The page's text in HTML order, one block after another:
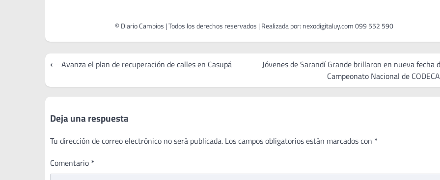
Navegación
entradas
⟵Avanza el plan de recuperación de calles en Casupá
Jóvenes de Sarandí Grande brillaron en nueva fecha
Campeonato Nacional de
Deja una respuesta
Tu dirección de correo electrónico no será publicada. Los campos obligatorios están marcados con *
Comentario *